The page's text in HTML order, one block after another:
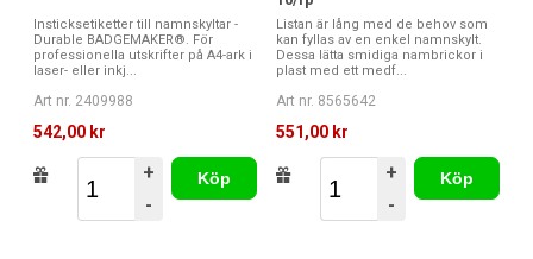
Insticksetiketter till namnskyltar -
Durable BADGEMAKER®. För
professionella utskrifter på A4-ark i
laser- eller inkj...
Art nr. 2409988
542,00 kr
+
-
Köp
Listan är lång med de behov som
kan fyllas av en enkel namnskylt.
Dessa lätta smidiga nambrickor i
plast med ett medf...
Art nr. 8565642
551,00 kr
+
-
Köp